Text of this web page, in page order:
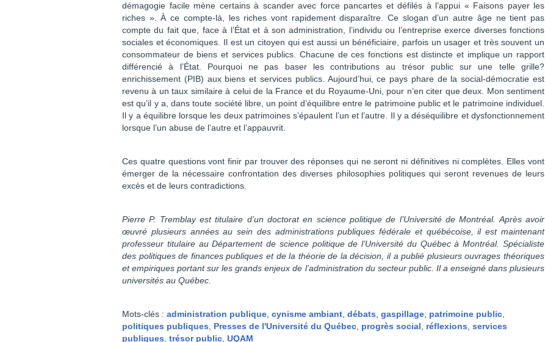
démagogie facile mène certains à scander avec force pancartes et défilés à l’appui « Faisons payer les
riches ». À ce compte-là, les riches vont rapidement disparaître. Ce slogan d’un autre âge ne tient pas
compte du fait que, face à l’État et à son administration, l’individu ou l’entreprise exerce diverses fonctions
sociales et économiques. Il est un citoyen qui est aussi un bénéficiaire, parfois un usager et très souvent un
consommateur de biens et services publics. Chacune de ces fonctions est distincte et implique un rapport
différencié à l’État. Pourquoi ne pas baser les contributions au trésor public sur une telle grille?
enrichissement (PIB) aux biens et services publics. Aujourd’hui, ce pays phare de la social-démocratie est
revenu à un taux similaire à celui de la France et du Royaume-Uni, pour n’en citer que deux. Mon sentiment
est qu’il y a, dans toute société libre, un point d’équilibre entre le patrimoine public et le patrimoine individuel.
Il y a équilibre lorsque les deux patrimoines s’épaulent l’un et l’autre. Il y a déséquilibre et dysfonctionnement
lorsque l’un abuse de l’autre et l’appauvrit.
Ces quatre questions vont finir par trouver des réponses qui ne seront ni définitives ni complètes. Elles vont
émerger de la nécessaire confrontation des diverses philosophies politiques qui seront revenues de leurs
excès et de leurs contradictions.
Pierre P. Tremblay est titulaire d’un doctorat en science politique de l’Université de Montréal. Après avoir
œuvré plusieurs années au sein des administrations publiques fédérale et québécoise, il est maintenant
professeur titulaire au Département de science politique de l’Université du Québec à Montréal. Spécialiste
des politiques de finances publiques et de la théorie de la décision, il a publié plusieurs ouvrages théoriques
et empiriques portant sur les grands enjeux de l’administration du secteur public. Il a enseigné dans plusieurs
universités au Québec.
Mots-clés : administration publique cynisme ambiant débats gaspillage patrimoine public
politiques publiques
Presses de l'Université du Québec progrès social réflexions services
publiques trésor public UQAM